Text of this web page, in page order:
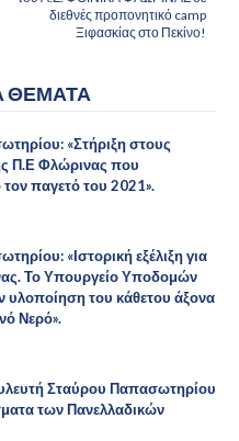
διεθνές προπονητικό camp
Ξιφασκίας στο Πεκίνο!
ΘΕΜΑΤΑ
«Στήριξη στους
Π.Ε Φλώρινας που
παγετό του 2021».
«Ιστορική εξέλιξη για
Το Υπουργείο Υποδομών
υλοποίηση του κάθετου άξονα
Νερό».
Σταύρου Παπασωτηρίου
των Πανελλαδικών